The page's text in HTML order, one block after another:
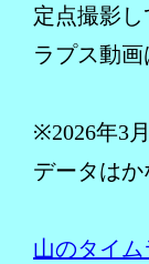
定点撮影
ラプス動画
※2026年3
データはか
山のタイム